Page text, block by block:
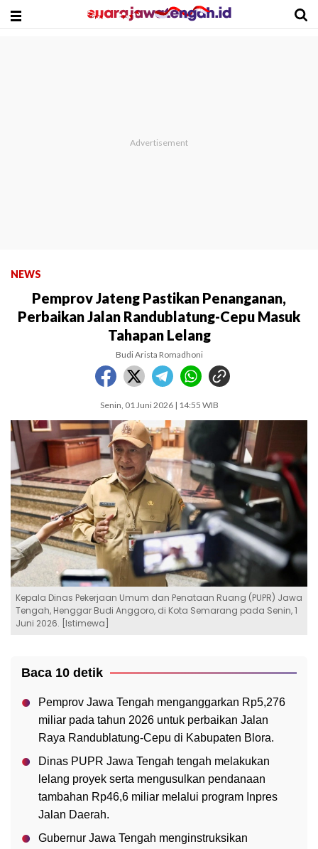
NEWS
Pemprov Jateng Pastikan Penanganan,
Perbaikan Jalan Randublatung-Cepu Masuk
Tahapan Lelang
Budi Arista Romadhoni
Senin, 01 Juni 2026 | 14:55 WIB
Kepala Dinas Pekerjaan Umum dan Penataan Ruang (PUPR) Jawa
Tengah, Henggar Budi Anggoro, di Kota Semarang pada Senin, 1
Juni 2026. [Istimewa]
Baca 10 detik
Pemprov Jawa Tengah menganggarkan Rp5,276
miliar pada tahun 2026 untuk perbaikan Jalan
Raya Randublatung-Cepu di Kabupaten Blora.
Dinas PUPR Jawa Tengah tengah melakukan
lelang proyek serta mengusulkan pendanaan
tambahan Rp46,6 miliar melalui program Inpres
Jalan Daerah.
Gubernur Jawa Tengah menginstruksikan